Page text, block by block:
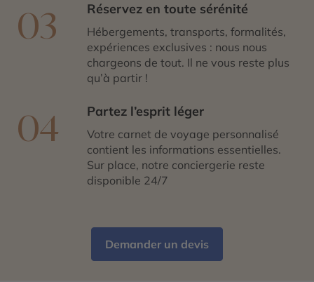
03 Réservez en toute sérénité
Hébergements, transports, formalités,
expériences exclusives : nous nous
chargeons de tout. Il ne vous reste plus
qu’à partir !
04 Partez l’esprit léger
Votre carnet de voyage personnalisé
contient les informations essentielles.
Sur place, notre conciergerie reste
disponible 24/7
Demander un devis